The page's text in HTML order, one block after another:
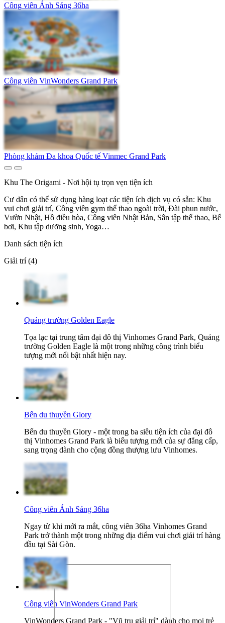
Công viên Ánh Sáng 36ha
Công viên VinWonders Grand Park
Phòng khám Đa khoa Quốc tế Vinmec Grand Park
Khu The Origami - Nơi hội tụ trọn vẹn tiện ích
Cư dân có thể sử dụng hàng loạt các tiện ích dịch vụ có sẵn: Khu
vui chơi giải trí, Công viên gym thể thao ngoài trời, Đài phun nước,
Vườn Nhật, Hồ điều hòa, Công viên Nhật Bản, Sân tập thể thao, Bể
bơi, Khu tập dưỡng sinh, Yoga…
Danh sách tiện ích
Giải trí (4)
Quảng trường Golden Eagle
Tọa lạc tại trung tâm đại đô thị Vinhomes Grand Park, Quảng
trường Golden Eagle là một trong những công trình biểu
tượng mới nổi bật nhất hiện nay.
Bến du thuyền Glory
Bến du thuyền Glory - một trong ba siêu tiện ích của đại đô
thị Vinhomes Grand Park là biểu tượng mới của sự đẳng cấp,
sang trọng dành cho cộng đồng thượng lưu Vinhomes.
Công viên Ánh Sáng 36ha
Ngay từ khi mới ra mắt, công viên 36ha Vinhomes Grand
Park trở thành một trong những địa điểm vui chơi giải trí hàng
đầu tại Sài Gòn.
Công viên VinWonders Grand Park
VinWonders Grand Park - "Vũ trụ giải trí" dành cho mọi trẻ